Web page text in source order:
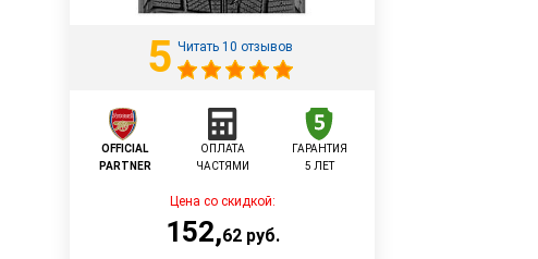
5 Читать 10 отзывов
OFFICIAL
PARTNER
ОПЛАТА
ЧАСТЯМИ
ГАРАНТИЯ
5 ЛЕТ
Цена со скидкой:
152,62руб.